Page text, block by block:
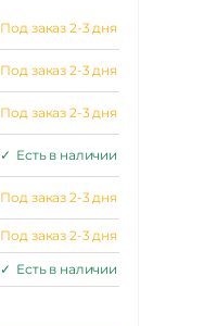
Под заказ 2-3 дня
Под заказ 2-3 дня
Под заказ 2-3 дня
✓ Есть в наличии
Под заказ 2-3 дня
Под заказ 2-3 дня
✓ Есть в наличии